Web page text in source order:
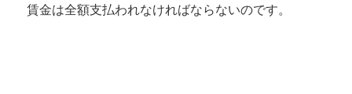
賃金は全額支払われなければならないのです。